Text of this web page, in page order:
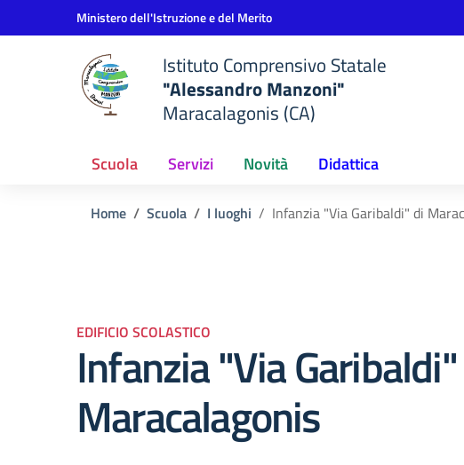
Vai ai contenuti
Vai al menu di navigazioneMinistero dell'Istruzione e del Merito
Istituto Comprensivo Statale
"Alessandro Manzoni"
Maracalagonis (CA)
Scuola Servizi Novità Didattica
Home Scuola I luoghi Infanzia "Via Garibaldi" di
EDIFICIO SCOLASTICO
Infanzia "Via
Maracalagonis